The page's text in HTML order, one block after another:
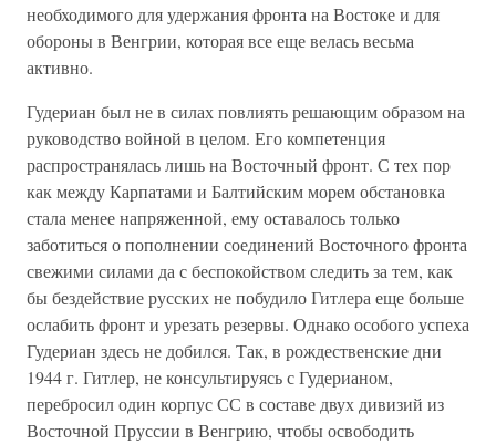
необходимого для удержания фронта на Востоке и для
обороны в Венгрии, которая все еще велась весьма
активно.
Гудериан был не в силах повлиять решающим образом на
руководство войной в целом. Его компетенция
распространялась лишь на Восточный фронт. С тех пор
как между Карпатами и Балтийским морем обстановка
стала менее напряженной, ему оставалось только
заботиться о пополнении соединений Восточного фронта
свежими силами да с беспокойством следить за тем, как
бы бездействие русских не побудило Гитлера еще больше
ослабить фронт и урезать резервы. Однако особого успеха
Гудериан здесь не добился. Так, в рождественские дни
1944 г. Гитлер, не консультируясь с Гудерианом,
перебросил один корпус СС в составе двух дивизий из
Восточной Пруссии в Венгрию, чтобы освободить